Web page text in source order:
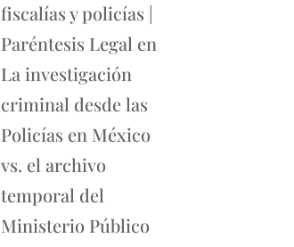
fiscalías y policías |
Paréntesis Legal en
La investigación
criminal desde las
Policías en México
vs. el archivo
temporal del
Ministerio Público